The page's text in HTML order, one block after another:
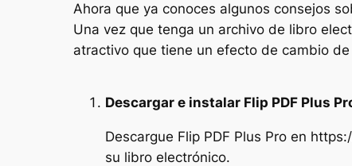
Ahora que ya conoces algunos consejos
Una vez que tenga un archivo de libro
atractivo que tiene un efecto de cambio
Descargar e instalar Flip PDF Plus
Descargue Flip PDF Plus Pro en
su libro electrónico.